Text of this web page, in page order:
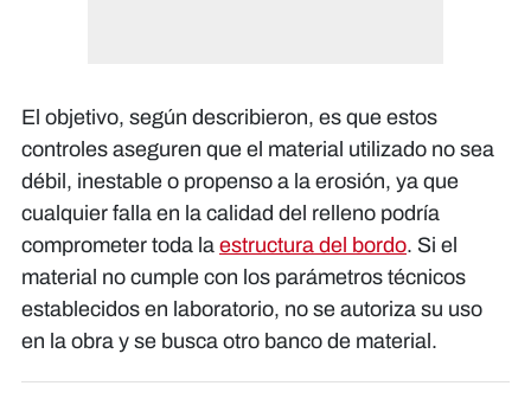
El objetivo, según describieron, es que estos
controles aseguren que el material utilizado no sea
débil, inestable o propenso a la erosión, ya que
cualquier falla en la calidad del relleno podría
comprometer toda la estructura del bordo. Si el
material no cumple con los parámetros técnicos
establecidos en laboratorio, no se autoriza su uso
en la obra y se busca otro banco de material.